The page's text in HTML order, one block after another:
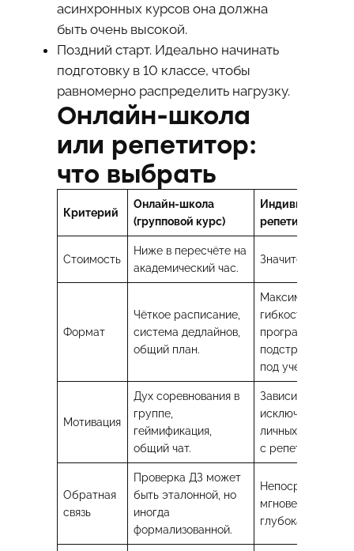
асинхронных курсов она должна
быть очень высокой.
Поздний старт. Идеально начинать
подготовку в 10 классе, чтобы
равномерно распределить нагрузку.
Онлайн-школа
или репетитор:
что выбрать
Критерий
Онлайн-школа
(групповой курс)
репетитор
Стоимость
Ниже в пересчёте на
академический час.
Значительно
Формат
Чёткое расписание,
система дедлайнов,
общий план.
Максимальная
гибкость,
программа
подстраивается
под ученика.
Мотивация
Дух соревнования в
группе,
геймификация,
общий чат.
Зависит
исключительно
личных
с репетитором.
Обратная
связь
Проверка ДЗ может
быть эталонной, но
иногда
формализованной.
мгновенная,
глубокая.